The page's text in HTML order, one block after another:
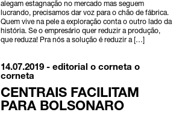
alegam estagnação no mercado mas seguem
lucrando, precisamos dar voz para o chão de fábrica.
Quem vive na pele a exploração conta o outro lado da
história. Se o empresário quer reduzir a produção,
que reduza! Pra nós a solução é reduzir a […]
14.07.2019 -editorial o corneta o
corneta
CENTRAIS FACILITAM
PARA BOLSONARO